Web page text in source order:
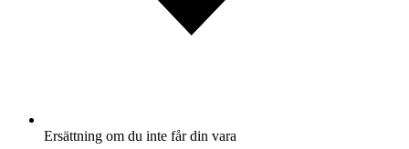
Ersättning om du inte får din vara